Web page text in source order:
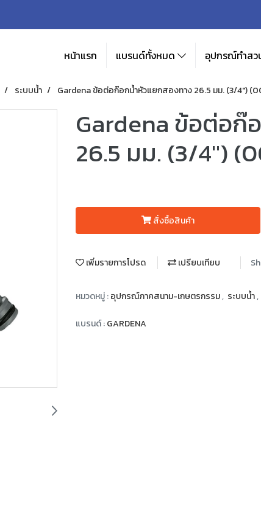
หน้าแรก แบรนด์ทั้งหมด อุปกรณ์ทำสว
ระบบน้ำ Gardena ข้อต่อก๊อกน้ำหัวแยกสองทาง 26.5 มม. (3/4")
Gardena ข้อต่อก๊
26.5 มม. (3/4")
สั่งซื้อสินค้า
เพิ่มรายการโปรด เปรียบเทียบ
หมวดหมู่ :อุปกรณ์ภาคสนาม-เกษตรกรรม, ระบบน้ำ,
แบรนด์ :GARDENA